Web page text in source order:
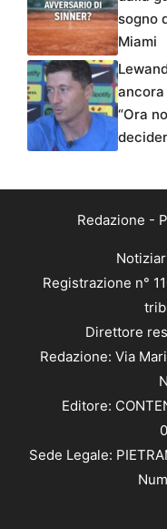
sogno
Miami
“Ora
Redazione -
Registrazione n°
Direttore
Redazione: Via
Editore:
Sede Legale: